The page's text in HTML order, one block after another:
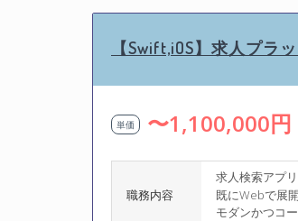
【Swift,iOS】求人プラ
単価 〜1,100,000円
職務内容
求人検索アプ
既にWebで展
モダンかつコ